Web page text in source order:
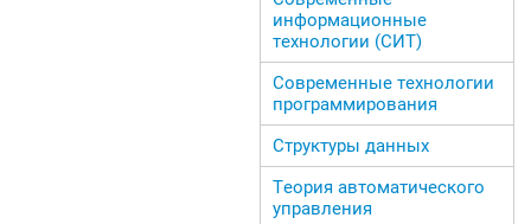
информационные
технологии (СИТ)
Современные технологии
программирования
Структуры данных
Теория автоматического
управления